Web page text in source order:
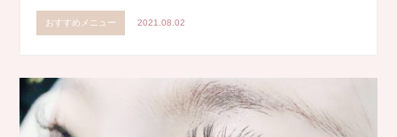
おすすめメニュー 2021.08.02